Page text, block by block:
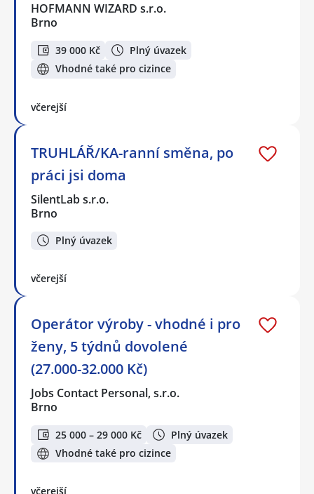
HOFMANN WIZARD s.r.o.
Brno
39 000 Kč
Plný úvazek
Vhodné také pro cizince
včerejší
TRUHLÁŘ/KA-ranní směna, po
práci jsi doma
SilentLab s.r.o.
Brno
Plný úvazek
včerejší
Operátor výroby - vhodné i pro
ženy, 5 týdnů dovolené
(27.000-32.000 Kč)
Jobs Contact Personal, s.r.o.
Brno
25 000 – 29 000 Kč
Plný úvazek
Vhodné také pro cizince
včerejší